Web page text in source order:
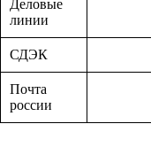
Деловые
линии
СДЭК
Почта
россии